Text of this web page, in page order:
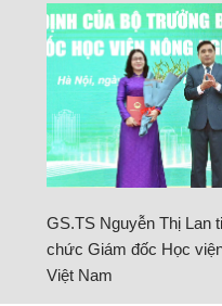
GS.TS Nguyễn Thị Lan
chức Giám đốc Học
Việt Nam